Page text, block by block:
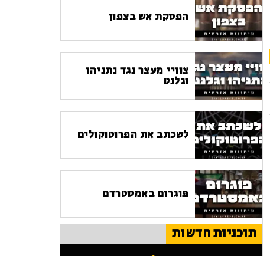
הפסקת אש בצפון
צוויי מעצר נגד נתניהו
וגלנט
לשכתב את הפרוטוקולים
פוגרום באמסטרדם
תוכניות חדשות